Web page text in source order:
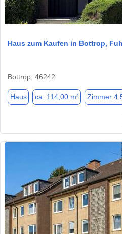
Haus zum Kaufen in Bottrop,
Bottrop, 46242
Haus ca. 114,00 m² Zimmer